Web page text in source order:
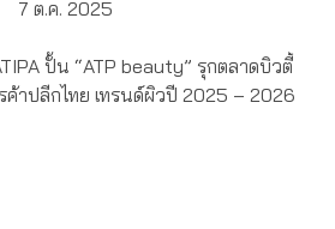
7 ต.ค. 2025